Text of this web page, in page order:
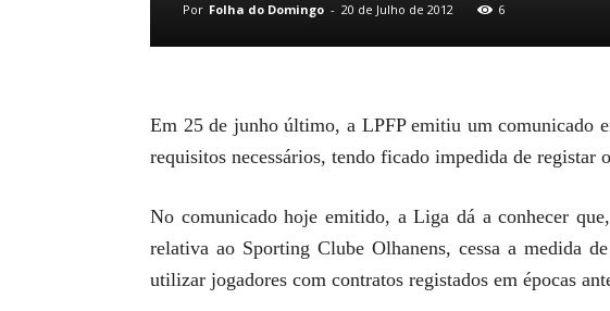
Por Folha do Domingo - 20 de Julho de 2012 6
Em 25 de junho último, a LPFP emitiu um comunicado
requisitos necessários, tendo ficado impedida de registar
No comunicado hoje emitido, a Liga dá a conhecer
relativa ao Sporting Clube Olhanens, cessa a medida
utilizar jogadores com contratos registados em épocas